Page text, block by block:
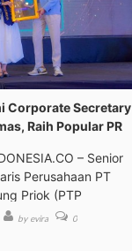
Corporate Secretary
Raih Popular PR
– Senior
Perusahaan PT
Priok (PTP
by evira 0